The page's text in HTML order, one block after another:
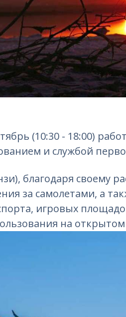
(10:30 - 18:00)
и службой
благодаря своему
за самолетами, а
игровых
на открытом